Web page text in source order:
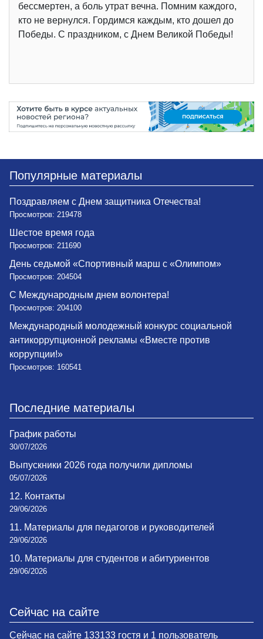
бессмертен, а боль утрат вечна. Помним каждого,
кто не вернулся. Гордимся каждым, кто дошел до
Победы. С праздником, с Днем Великой Победы!
Популярные материалы
Поздравляем с Днем защитника Отечества!
Просмотров: 219478
Шестое время года
Просмотров: 211690
День седьмой «Спортивный марш с «Олимпом»
Просмотров: 204504
С Международным днем волонтера!
Просмотров: 204100
Международный молодежный конкурс социальной
антикоррупционной рекламы «Вместе против
коррупции!»
Просмотров: 160541
Последние материалы
График работы
30/07/2026
Выпускники 2026 года получили дипломы
05/07/2026
12. Контакты
29/06/2026
11. Материалы для педагогов и руководителей
29/06/2026
10. Материалы для студентов и абитуриентов
29/06/2026
Сейчас на сайте
Сейчас на сайте 133133 гостя и 1 пользователь